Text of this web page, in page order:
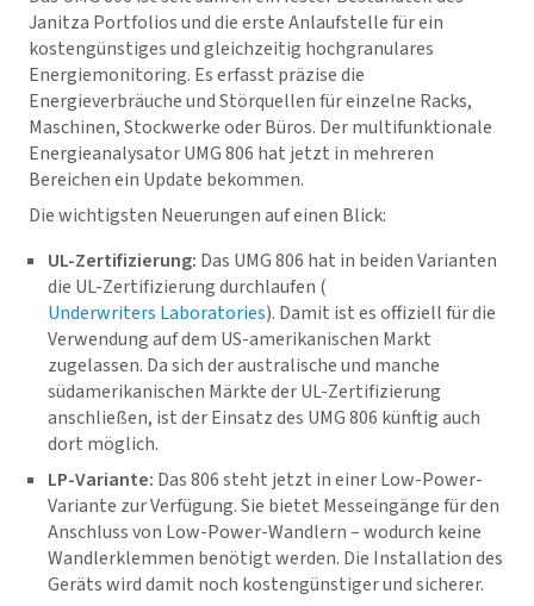
Janitza Portfolios und die erste Anlaufstelle für ein
kostengünstiges und gleichzeitig hochgranulares
Energiemonitoring. Es erfasst präzise die
Energieverbräuche und Störquellen für einzelne Racks,
Maschinen, Stockwerke oder Büros. Der multifunktionale
Energieanalysator UMG 806 hat jetzt in mehreren
Bereichen ein Update bekommen.
Die wichtigsten Neuerungen auf einen Blick:
UL-Zertifizierung: Das UMG 806 hat in beiden Varianten
die UL-Zertifizierung durchlaufen (
Underwriters Laboratories). Damit ist es offiziell für die
Verwendung auf dem US-amerikanischen Markt
zugelassen. Da sich der australische und manche
südamerikanischen Märkte der UL-Zertifizierung
anschließen, ist der Einsatz des UMG 806 künftig auch
dort möglich.
LP-Variante: Das 806 steht jetzt in einer Low-Power-
Variante zur Verfügung. Sie bietet Messeingänge für den
Anschluss von Low-Power-Wandlern – wodurch keine
Wandlerklemmen benötigt werden. Die Installation des
Geräts wird damit noch kostengünstiger und sicherer.